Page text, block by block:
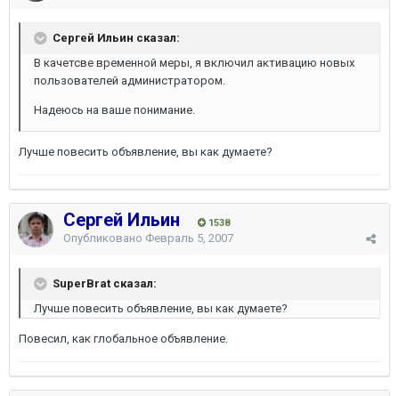
Сергей Ильин сказал:
В качетсве временной меры, я включил активацию новых
пользователей администратором.
Надеюсь на ваше понимание.
Лучше повесить объявление, вы как думаете?
Сергей Ильин 1538
Опубликовано Февраль 5, 2007
SuperBrat сказал:
Лучше повесить объявление, вы как думаете?
Повесил, как глобальное объявление.